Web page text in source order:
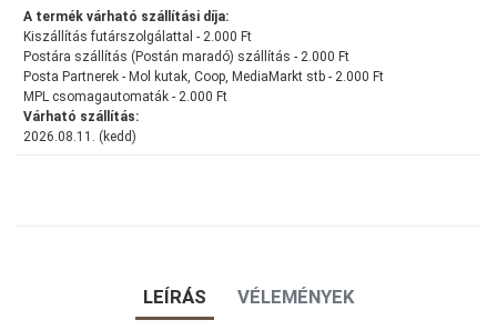
A termék várható szállítási díja:
Kiszállítás futárszolgálattal - 2.000 Ft
Postára szállítás (Postán maradó) szállítás - 2.000 Ft
Posta Partnerek - Mol kutak, Coop, MediaMarkt stb - 2.000 Ft
MPL csomagautomaták - 2.000 Ft
Várható szállítás:
2026.08.11. (kedd)
LEÍRÁS VÉLEMÉNYEK